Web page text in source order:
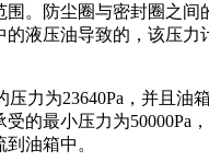
。防尘圈与密封圈之间
液压油导致的，该压力
力为23640Pa，并且油
的最小压力为50000Pa
油箱中。